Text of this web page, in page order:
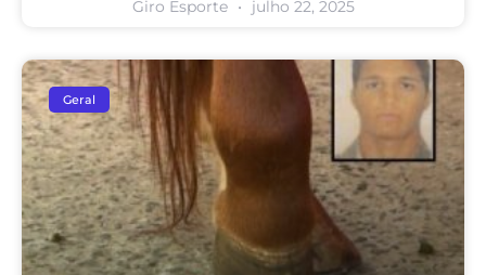
Giro Esporte julho 22, 2025
Geral